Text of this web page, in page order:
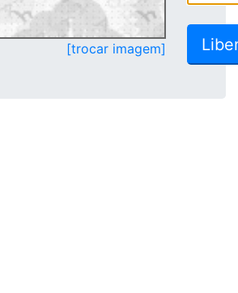
[trocar imagem]